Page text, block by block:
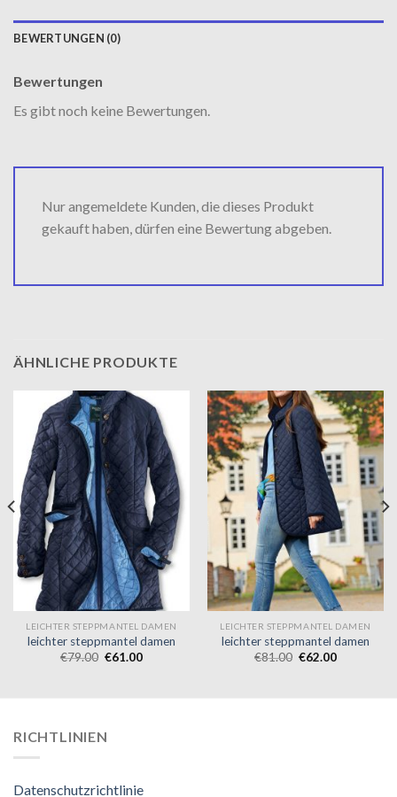
BEWERTUNGEN (0)
Bewertungen
Es gibt noch keine Bewertungen.
Nur angemeldete Kunden, die dieses Produkt
gekauft haben, dürfen eine Bewertung abgeben.
ÄHNLICHE PRODUKTE
LEICHTER STEPPMANTEL DAMEN
leichter steppmantel damen
€79.00 €61.00
LEICHTER STEPPMANTEL DAMEN
leichter steppmantel damen
€81.00 €62.00
RICHTLINIEN
Datenschutzrichtlinie